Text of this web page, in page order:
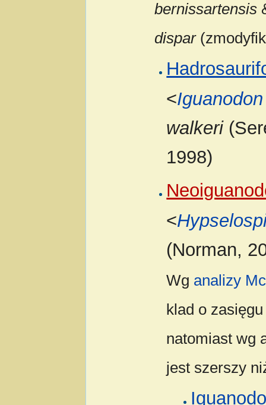
bernissartensis
dispar
<Iguanodon
walkeri
1998)
<
(Norman,
Wg analizy
klad o
natomiast wg
jest szerszy